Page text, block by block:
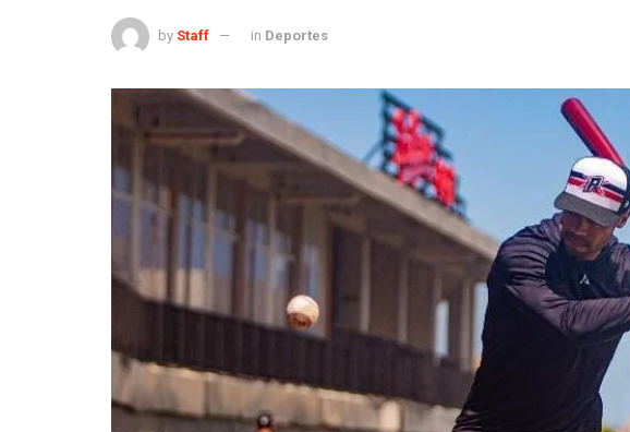
by Staff in Deportes